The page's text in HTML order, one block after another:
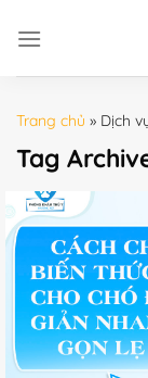
Trang chủ » Dịch
Tag